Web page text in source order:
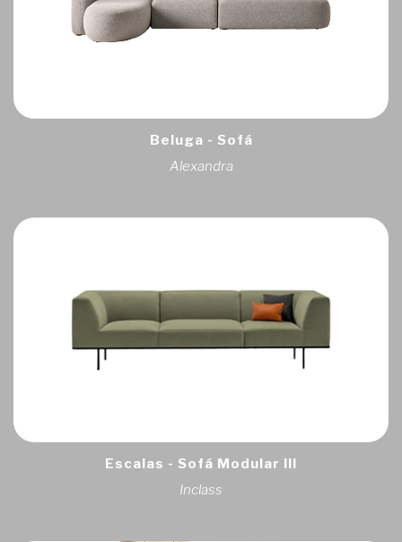
Beluga - Sofá
Alexandra
Escalas - Sofá Modular III
Inclass